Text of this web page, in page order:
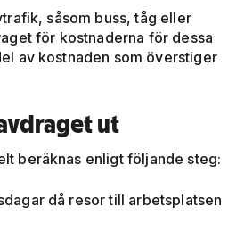
såsom buss, tåg eller
för kostnaderna för dessa
av kostnaden som överstiger
ut
beräknas enligt följande steg:
då resor till arbetsplatsen